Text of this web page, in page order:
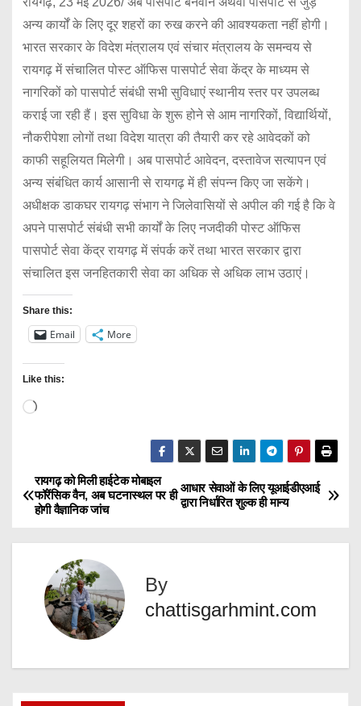
अन्य कार्यों के लिए दूर शहरों का रुख करने की आवश्यकता नहीं होगी।
भारत सरकार के विदेश मंत्रालय एवं संचार मंत्रालय के समन्वय से
रायगढ़ में संचालित पोस्ट ऑफिस पासपोर्ट सेवा केंद्र के माध्यम से
नागरिकों को पासपोर्ट संबंधी सभी सुविधाएं स्थानीय स्तर पर उपलब्ध
कराई जा रही हैं। इस सुविधा के शुरू होने से आम नागरिकों, विद्यार्थियों,
नौकरीपेशा लोगों तथा विदेश यात्रा की तैयारी कर रहे आवेदकों को
काफी सहूलियत मिलेगी। अब पासपोर्ट आवेदन, दस्तावेज सत्यापन एवं
अन्य संबंधित कार्य आसानी से रायगढ़ में ही संपन्न किए जा सकेंगे।
अधीक्षक डाकघर रायगढ़ संभाग ने जिलेवासियों से अपील की गई है कि वे
अपने पासपोर्ट संबंधी सभी कार्यों के लिए नजदीकी पोस्ट ऑफिस
पासपोर्ट सेवा केंद्र रायगढ़ में संपर्क करें तथा भारत सरकार द्वारा
संचालित इस जनहितकारी सेवा का अधिक से अधिक लाभ उठाएं।
Share this:
Email More
Like this:
L
i
n
g
P
o
आधार सेवाओं के लिए यूआईडीएआई
द्वारा निर्धारित शुल्क ही मान्य
रायगढ़ को मिली हाईटेक मोबाइल
फॉरेंसिक वैन, अब घटनास्थल पर ही
होगी वैज्ञानिक जांच
By
chattisgarhmint.com